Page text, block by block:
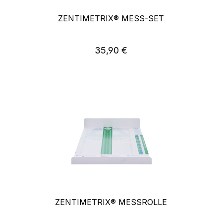
ZENTIMETRIX® MESS-SET
Regulärer Preis:
35,90 €
ZENTIMETRIX® MESSROLLE